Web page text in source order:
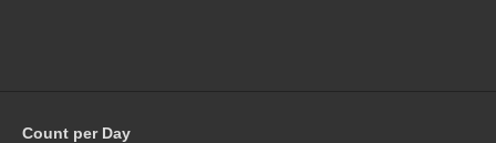
Count per Day